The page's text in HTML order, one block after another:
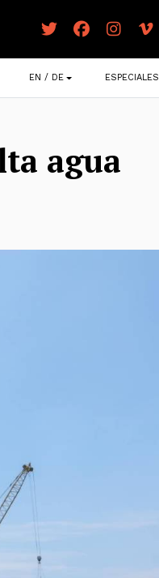
EN / DE ESPECIALES
agua